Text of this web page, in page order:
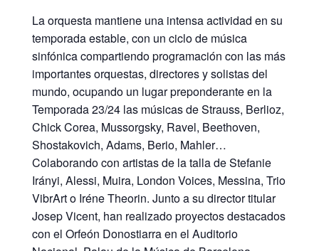
La orquesta mantiene una intensa actividad en su
temporada estable, con un ciclo de música
sinfónica compartiendo programación con las más
importantes orquestas, directores y solistas del
mundo, ocupando un lugar preponderante en la
Temporada 23/24 las músicas de Strauss, Berlioz,
Chick Corea, Mussorgsky, Ravel, Beethoven,
Shostakovich, Adams, Berio, Mahler…
Colaborando con artistas de la talla de Stefanie
Irányi, Alessi, Muira, London Voices, Messina, Trio
VibrArt o Iréne Theorin. Junto a su director titular
Josep Vicent, han realizado proyectos destacados
con el Orfeón Donostiarra en el Auditorio